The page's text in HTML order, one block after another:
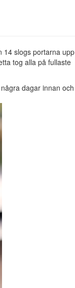
14 slogs portarna upp
tog alla på fullaste
dagar innan och